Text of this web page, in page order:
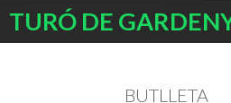
TURÓ DE
Buscar
BUTLLETA